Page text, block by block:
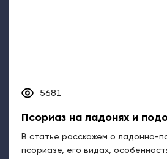
5681
Псориаз на ладонях и
В статье расскажем о ладонно-
псориазе, его видах,